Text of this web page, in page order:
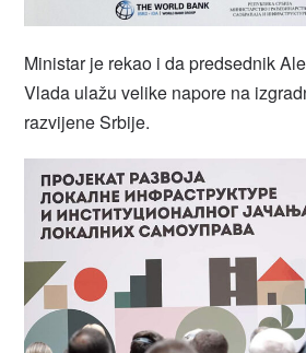
Ministar je rekao i da predsednik
Vlada ulažu velike napore na
razvijene Srbije.